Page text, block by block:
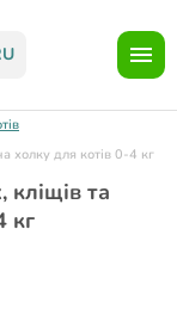
холку для котів 0-4 кг
кліщів та
кг